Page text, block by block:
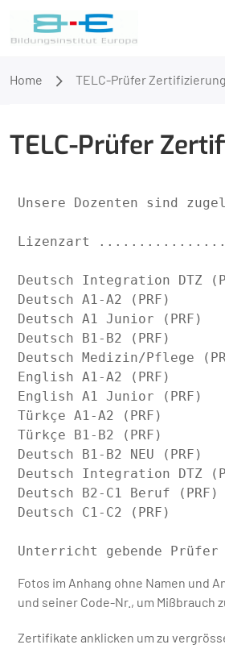
Home TELC-Prüfer
TELC-Prüfer
Unsere Dozenten sind
Lizenzart
Deutsch Integration DTZ
Deutsch A1-A2 (PRF)
Deutsch A1 Junior (PRF)
Deutsch B1-B2 (PRF)
Deutsch Medizin/Pflege
English A1-A2 (PRF)
English A1 Junior (PRF)
Türkçe A1-A2 (PRF)
Türkçe B1-B2 (PRF)
Deutsch B1-B2 NEU (PRF)
Deutsch Integration DTZ
Deutsch B2-C1 Beruf
Deutsch C1-C2
Unterricht gebende
Fotos im Anhang ohne Namen und
und seiner Code-Nr., um Mißbrauch
Zertifikate anklicken um zu